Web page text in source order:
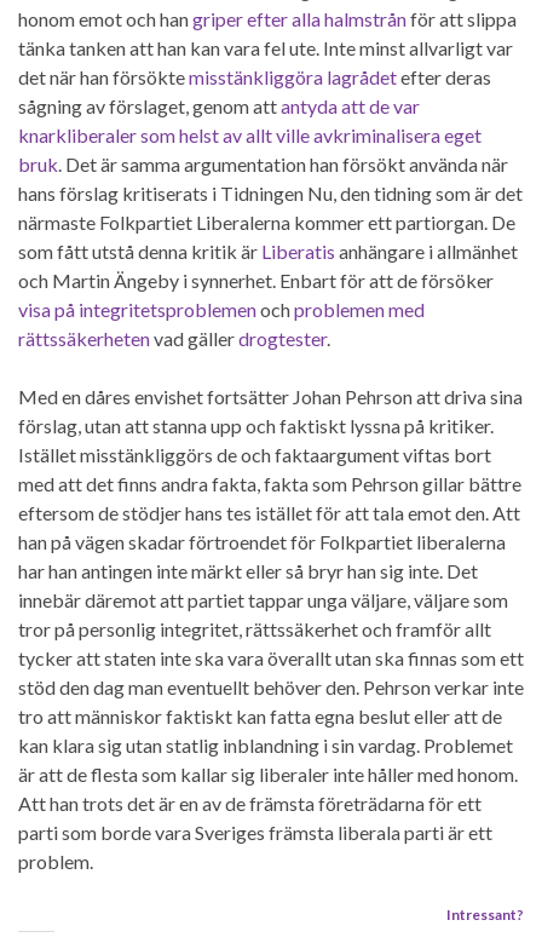
honom emot och hangriper efter alla halmstrånför att slippa
tänka tanken att han kan vara fel ute. Inte minst allvarligt var
det när han försöktemisstänkliggöra lagrådetefter deras
sågning av förslaget, genom attantyda att de var
knarkliberaler som helst av allt ville avkriminalisera eget
bruk. Det är samma argumentation han försökt använda när
hans förslag kritiserats i Tidningen Nu, den tidning som är det
närmaste Folkpartiet Liberalerna kommer ett partiorgan. De
som fått utstå denna kritik är Liberatis anhängare i allmänhet
och Martin Ängeby i synnerhet. Enbart för att de försöker
visa på integritetsproblemenochproblemen med
rättssäkerhetenvad gällerdrogtester.
Med en dåres envishet fortsätter Johan Pehrson att driva sina
förslag, utan att stanna upp och faktiskt lyssna på kritiker.
Istället misstänkliggörs de och faktaargument viftas bort
med att det finns andra fakta, fakta som Pehrson gillar bättre
eftersom de stödjer hans tes istället för att tala emot den. Att
han på vägen skadar förtroendet för Folkpartiet liberalerna
har han antingen inte märkt eller så bryr han sig inte. Det
innebär däremot att partiet tappar unga väljare, väljare som
tror på personlig integritet, rättssäkerhet och framför allt
tycker att staten inte ska vara överallt utan ska finnas som ett
stöd den dag man eventuellt behöver den. Pehrson verkar inte
tro att människor faktiskt kan fatta egna beslut eller att de
kan klara sig utan statlig inblandning i sin vardag. Problemet
är att de flesta som kallar sig liberaler inte håller med honom.
Att han trots det är en av de främsta företrädarna för ett
parti som borde vara Sveriges främsta liberala parti är ett
problem.
Intressant?